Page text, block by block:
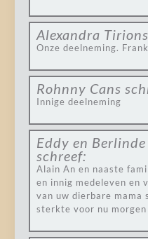
Alexandra Tirions
Onze deelneming.
Rohnny Cans
Innige deelneming
Eddy en
schreef:
Alain An en naaste
en innig medeleven en
van uw dierbare mama
sterkte voor nu